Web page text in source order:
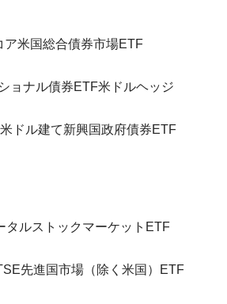
ア米国総合債券市場ETF
ョナル債券ETF米ドルヘッジ
ドル建て新興国政府債券ETF
タルストックマーケットETF
先進国市場（除く米国）ETF